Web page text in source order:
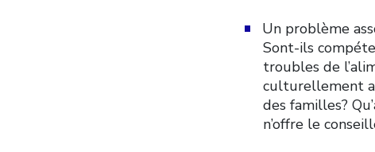
Un problème
Sont-ils
troubles de
culturellement
des familles?
n’offre le